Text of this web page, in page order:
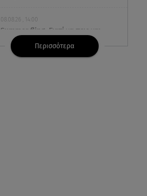
08.08.26 , 14:00
Summer fling: Γιατί να πεις ναι
σε έναν καλοκαιρινό έρωτα
Περισσότερα